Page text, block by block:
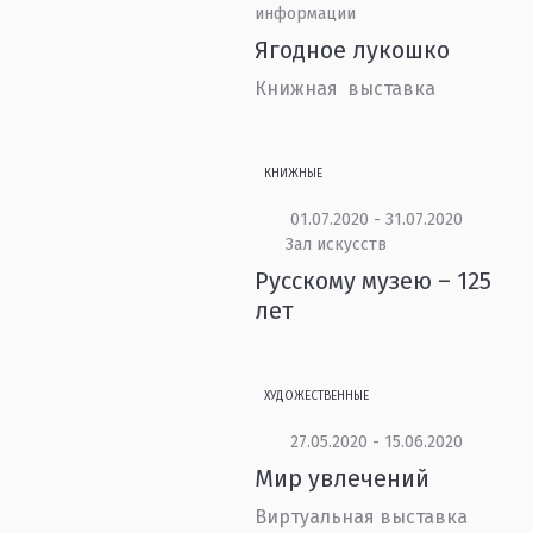
информации
Ягодное лукошко
Книжная выставка
КНИЖНЫЕ
01.07.2020 - 31.07.2020
Зал искусств
Русскому музею – 125
лет
ХУДОЖЕСТВЕННЫЕ
27.05.2020 - 15.06.2020
Мир увлечений
Виртуальная выставка